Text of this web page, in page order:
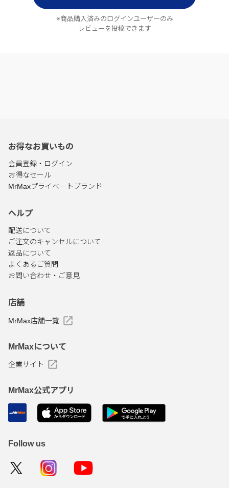
※商品購入済みのログインユーザーのみ
レビューを投稿できます
お得なお買いもの
会員登録・ログイン
お得なセール
MrMaxプライベートブランド
ヘルプ
配送について
ご注文のキャンセルについて
返品について
よくあるご質問
お問い合わせ・ご意見
店舗
MrMax店舗一覧
MrMaxについて
企業サイト
MrMax公式アプリ
Follow us